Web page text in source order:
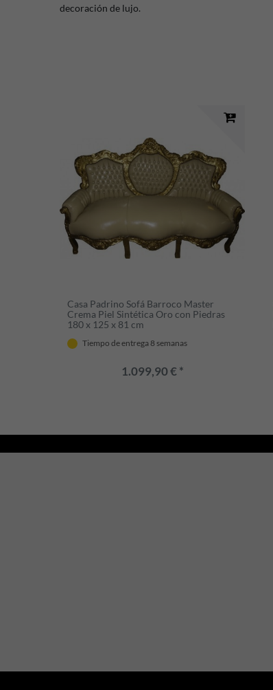
decoración de lujo.
Casa Padrino Sofá Barroco Master
Crema Piel Sintética Oro con Piedras
180 x 125 x 81 cm
Tiempo de entrega 8 semanas
1.099,90 € *